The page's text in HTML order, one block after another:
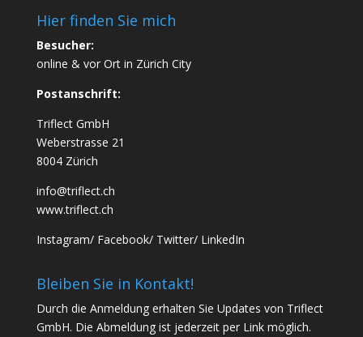
Hier finden Sie mich
Besucher:
online & vor Ort in Zürich City
Postanschrift:
Triflect GmbH
Weberstrasse 21
8004 Zürich
info@triflect.ch
www.triflect.ch
Instagram/ Facebook/ Twitter/ LinkedIn
Bleiben Sie in Kontakt!
Durch die Anmeldung erhalten Sie Updates von Triflect
GmbH. Die Abmeldung ist jederzeit per Link möglich.